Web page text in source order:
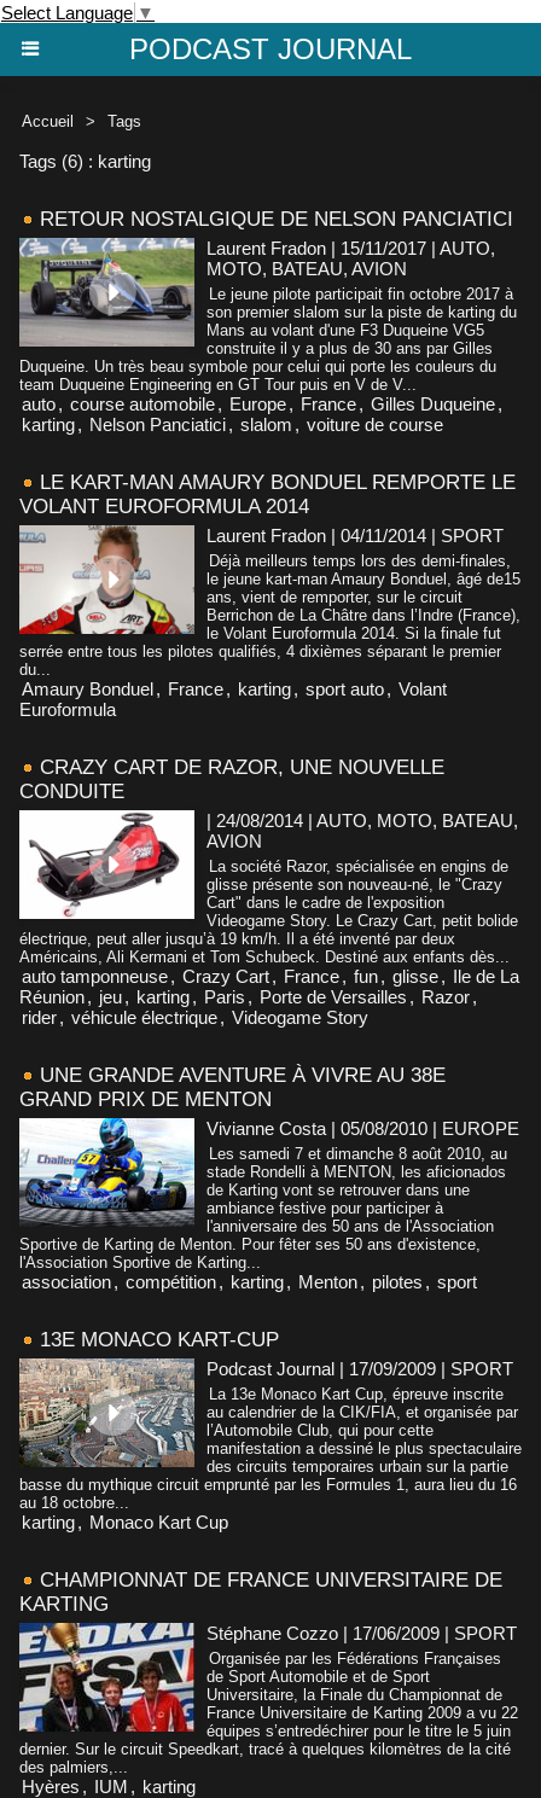
Select Language ▼
PODCAST JOURNAL
Accueil > Tags
Tags (6) : karting
RETOUR NOSTALGIQUE DE NELSON PANCIATICI
Laurent Fradon | 15/11/2017 | AUTO,
MOTO, BATEAU, AVION
Le jeune pilote participait fin octobre 2017 à
son premier slalom sur la piste de karting du
Mans au volant d'une F3 Duqueine VG5
construite il y a plus de 30 ans par Gilles
Duqueine. Un très beau symbole pour celui qui porte les couleurs du
team Duqueine Engineering en GT Tour puis en V de V...
auto, course automobile, Europe, France, Gilles Duqueine,
karting, Nelson Panciatici, slalom , voiture de course
LE KART-MAN AMAURY BONDUEL REMPORTE LE
VOLANT EUROFORMULA 2014
Laurent Fradon | 04/11/2014 | SPORT
Déjà meilleurs temps lors des demi-finales,
le jeune kart-man Amaury Bonduel, âgé de15
ans, vient de remporter, sur le circuit
Berrichon de La Châtre dans l’Indre (France),
le Volant Euroformula 2014. Si la finale fut
serrée entre tous les pilotes qualifiés, 4 dixièmes séparant le premier
du...
Amaury Bonduel, France, karting, sport auto, Volant
Euroformula
CRAZY CART DE RAZOR, UNE NOUVELLE
CONDUITE
| 24/08/2014 | AUTO, MOTO, BATEAU,
AVION
La société Razor, spécialisée en engins de
glisse présente son nouveau-né, le "Crazy
Cart" dans le cadre de l'exposition
Videogame Story. Le Crazy Cart, petit bolide
électrique, peut aller jusqu’à 19 km/h. Il a été inventé par deux
Américains, Ali Kermani et Tom Schubeck. Destiné aux enfants dès...
auto tamponneuse, Crazy Cart, France, fun, glisse, Ile de La
Réunion, jeu, karting, Paris , Porte de Versailles , Razor,
rider, véhicule électrique, Videogame Story
UNE GRANDE AVENTURE À VIVRE AU 38E
GRAND PRIX DE MENTON
Vivianne Costa | 05/08/2010 | EUROPE
Les samedi 7 et dimanche 8 août 2010, au
stade Rondelli à MENTON, les aficionados
de Karting vont se retrouver dans une
ambiance festive pour participer à
l'anniversaire des 50 ans de l'Association
Sportive de Karting de Menton. Pour fêter ses 50 ans d'existence,
l'Association Sportive de Karting...
association, compétition, karting, Menton, pilotes , sport
13E MONACO KART-CUP
Podcast Journal | 17/09/2009 | SPORT
La 13e Monaco Kart Cup, épreuve inscrite
au calendrier de la CIK/FIA, et organisée par
l’Automobile Club, qui pour cette
manifestation a dessiné le plus spectaculaire
des circuits temporaires urbain sur la partie
basse du mythique circuit emprunté par les Formules 1, aura lieu du 16
au 18 octobre...
karting, Monaco Kart Cup
CHAMPIONNAT DE FRANCE UNIVERSITAIRE DE
KARTING
Stéphane Cozzo | 17/06/2009 | SPORT
Organisée par les Fédérations Françaises
de Sport Automobile et de Sport
Universitaire, la Finale du Championnat de
France Universitaire de Karting 2009 a vu 22
équipes s’entredéchirer pour le titre le 5 juin
dernier. Sur le circuit Speedkart, tracé à quelques kilomètres de la cité
des palmiers,...
Hyères , IUM , karting